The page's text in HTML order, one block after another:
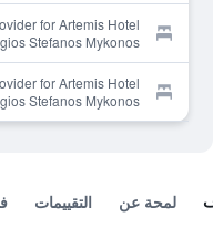
for Artemis Hotel
Stefanos Mykonos
for Artemis Hotel
Stefanos Mykonos
لمحة عن التقييمات